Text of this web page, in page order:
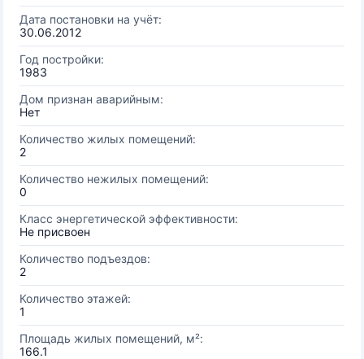
Дата постановки на учёт:
30.06.2012
Год постройки:
1983
Дом признан аварийным:
Нет
Количество жилых помещений:
2
Количество нежилых помещений:
0
Класс энергетической эффективности:
Не присвоен
Количество подъездов:
2
Количество этажей:
1
Площадь жилых помещений, м²:
166.1